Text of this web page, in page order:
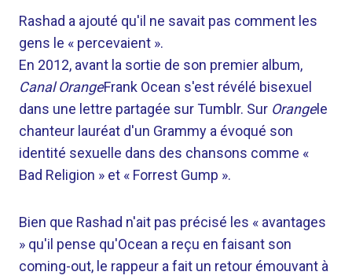
Rashad a ajouté qu'il ne savait pas comment les
gens le « percevaient ».
En 2012, avant la sortie de son premier album,
Canal OrangeFrank Ocean s'est révélé bisexuel
dans une lettre partagée sur Tumblr. Sur Orangele
chanteur lauréat d'un Grammy a évoqué son
identité sexuelle dans des chansons comme «
Bad Religion » et « Forrest Gump ».
Bien que Rashad n'ait pas précisé les « avantages
» qu'il pense qu'Ocean a reçu en faisant son
coming-out, le rappeur a fait un retour émouvant à